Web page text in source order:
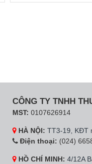
CÔNG TY TNHH
MST: 0107626914
HÀ NỘI: TT3-19, KĐT
Điện thoại: (024)
HỒ CHÍ MINH: 4/12A